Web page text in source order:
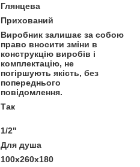
Глянцева
Прихований
Виробник залишає за собою
право вносити зміни в
конструкцію виробів і
комплектацію, не
погіршують якість, без
попереднього
повідомлення.
Так
1/2"
Для душа
100х260х180